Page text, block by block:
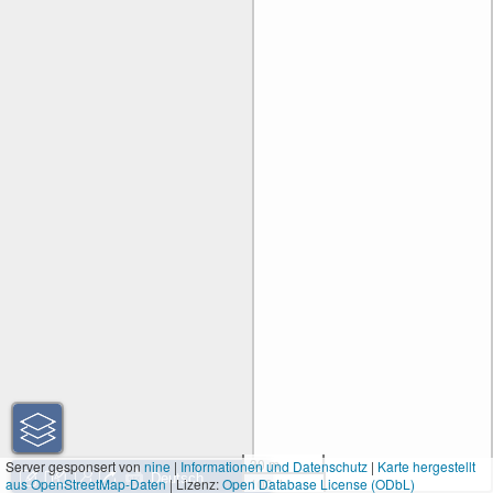
30 m
100 ft
Server gesponsert vonnine|Informationen und Datenschutz | Karte hergestellt
aus OpenStreetMap-Daten| Lizenz:Open Database License (ODbL)